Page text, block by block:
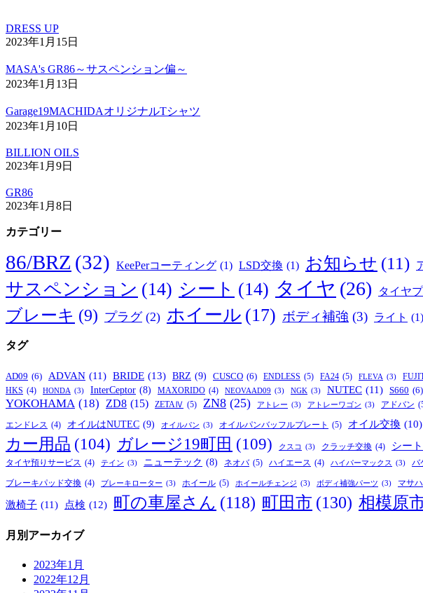
DRESS UP
2023年1月15日
MASA's GR86～サスペンション偏～
2023年1月13日
Garage19MACHIDAオリジナルTシャツ
2023年1月10日
BILLION OILS
2023年1月9日
GR86
2023年1月8日
カテゴリー
86/BRZ (32) KeePerコーティング (1) LSD交換 (1) お知らせ (11)
サスペンション (14) シート (14) タイヤ (26) タイヤ
ブレーキ (9) プラグ (2) ホイール (17) ボディ補強 (3) ライト (1)
タグ
AD09 (6) ADVAN (11) BRIDE (13) BRZ (9) CUSCO (6) ENDLESS (5) FA24 (5) FLEVA (3)
HKS (4) HONDA (3) InterCeptor (8) MAXORIDO (4) NEOVAAD09 (3) NGK (3) NUTEC (11) S660 (6)
YOKOHAMA (18) ZD8 (15) ZETAⅣ (5) ZN8 (25) アトレー (3) アトレーワゴン (3) アドバン
エンドレス (4) オイルはNUTEC (9) オイルパン (3) オイルパンバッフルプレート (5) オイル交換 (10)
カー用品 (104) ガレージ19町田 (109) クスコ (3) クラッチ交換 (4) シー
タイヤ預りサービス (4) テイン (3) ニューテック (8) ネオバ (5) ハイエース (4) ハイパーマックス (3) バ
ブレーキパッド交換 (4) ブレーキローター (3) ホイール (5) ホイールチェンジ (3) ボディ補強パーツ (3) マサ
激椅子 (11) 点検 (12) 町の車屋さん (118) 町田市 (130) 相模原
月別アーカイブ
2023年1月
2022年12月